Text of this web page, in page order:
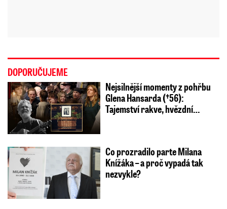
DOPORUČUJEME
Nejsilnější momenty z pohřbu
Glena Hansarda (†56):
Tajemství rakve, hvězdní…
Co prozradilo parte Milana
Knížáka – a proč vypadá tak
nezvykle?